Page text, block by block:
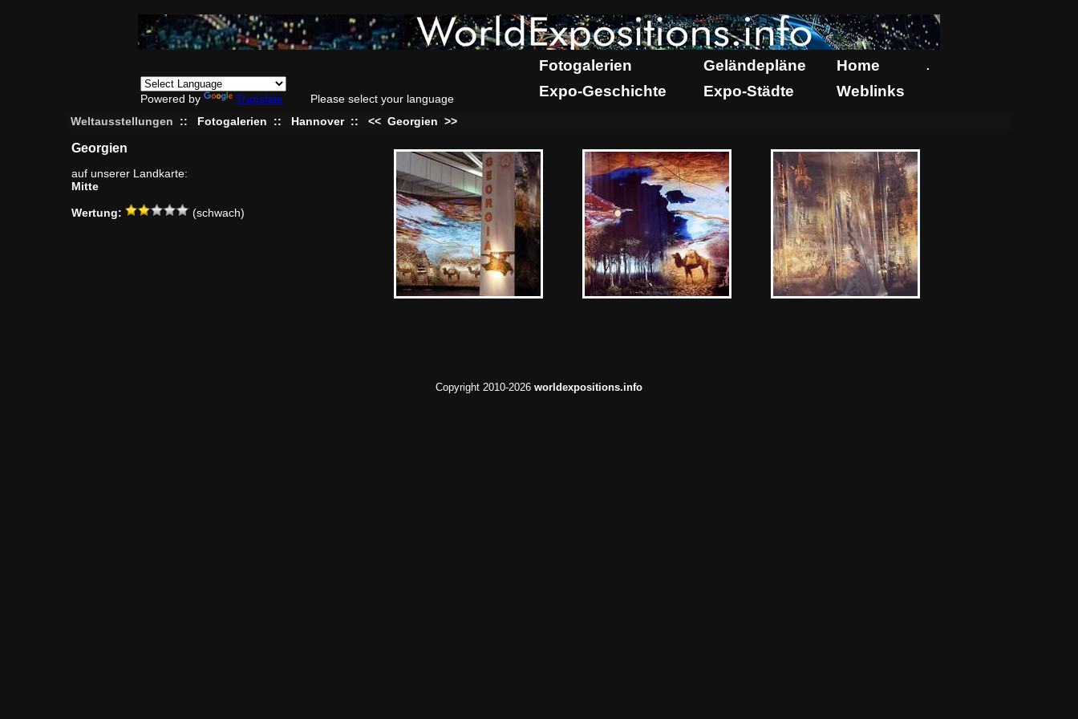
Powered by Translate Please select your language
Fotogalerien Geländepläne Home .
Expo-Geschichte Expo-Städte Weblinks
Weltausstellungen :: Fotogalerien :: Hannover :: << Georgien >>
Georgien
auf unserer Landkarte:
Mitte
Wertung: (schwach)
Copyright 2010-2026 worldexpositions.info